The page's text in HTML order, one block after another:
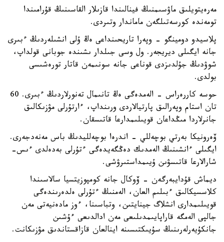
مەرەيتويلىق ماۋسىمنىڭ فينالىندا قازىلار القاسىنىڭ قۇرامىندا
تومەندە كورسەتىلگەن ماماندار وتىردى.
پلاسيدو دومينگو - وپەرا تاريحىنداعى ەڭ ۇلى انشىلەردىڭ ءبىرى
جانە ايگىلى ديريجەر. ول وسى جىلدار ىشىندە جوبانى قولداپ،
شوۋدىڭ جۇلدىزدى قوناعى جانە سونىمەن قاتار تورەشىسى
بولدى.
حوسە كاررەراس - الەمدەگى ەڭ تانىمال تەنورلاردىڭ ءبىرى. 60
تان استام وپەرالىق پارتيالاردى ورىنداپ، ءارتۇرلى مۋزىكالىق
جانرلاردا مىڭداعان قويىلىمدارعا قاتىسقان.
ۆەرونيكا بەرتي بوچەللي - اندرەا بوچەلليدىڭ باس مەنەدجەرى.
ايگىلى ءانشىنىڭ الەمدىك دەڭگەيدەگى ءتۇرلى بەدەلدى ءىس-
شارالارعا قاتىسۋىن ۇيىمداستىرۋشى.
ديماش قۇدايبەرگەن - ۆوكال جانە كومپوزيتسيا سالاسىندا
كلاسسيكالىق ءبىلىم العان، الەمنىڭ ءتۇرلى ەلدەرىندەگى
قويىلىمدارى انشلاگ جينايتىن، وتباسىنا، ءوز مادەنيەتى مەن
جالپى الەمگە قاراپايىمدىلىعى مەن ادالدىعى ءۇشىن
جانكۇيەرلەرىنىڭ سۇيىكتىسىنە اينالعان قازاقستاندىق مۋزىكانت.